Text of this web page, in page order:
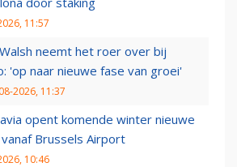
11:57
neemt het roer over bij
'op naar nieuwe fase van groei'
2026, 11:37
opent komende winter nieuwe
Brussels Airport
10:46